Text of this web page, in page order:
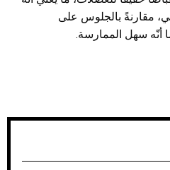
مقارنةً بالجلوس على
أنّه سهل الممارسة.